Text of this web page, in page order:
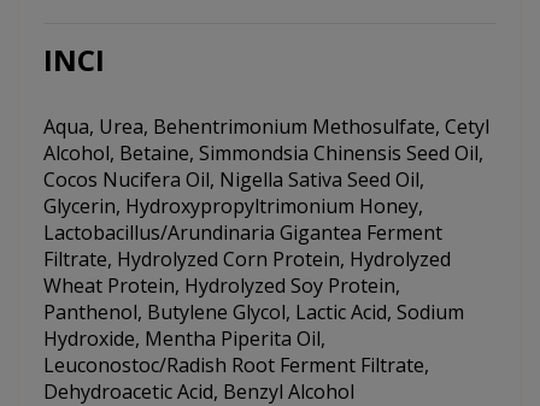
INCI
Aqua, Urea, Behentrimonium Methosulfate, Cetyl
Alcohol, Betaine, Simmondsia Chinensis Seed Oil,
Cocos Nucifera Oil, Nigella Sativa Seed Oil,
Glycerin, Hydroxypropyltrimonium Honey,
Lactobacillus/Arundinaria Gigantea Ferment
Filtrate, Hydrolyzed Corn Protein, Hydrolyzed
Wheat Protein, Hydrolyzed Soy Protein,
Panthenol, Butylene Glycol, Lactic Acid, Sodium
Hydroxide, Mentha Piperita Oil,
Leuconostoc/Radish Root Ferment Filtrate,
Dehydroacetic Acid, Benzyl Alcohol